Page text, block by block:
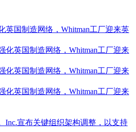
英国制造网络，Whitman工厂迎来英
Inc.宣布关键组织架构调整，以支持